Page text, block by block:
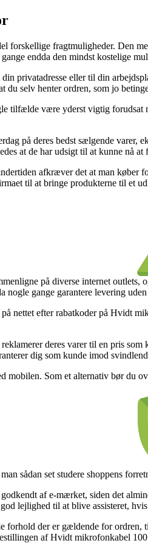
fragtmuligheder. Den
endda den mindst kostelige
privatadresse eller til din
selv henter ordren, som jo
tilfælde være yderst vigtig forudsat
på deres bedst sælgende
at de har udsigt til at kunne nå
afkræver det at man
til at bringe produkterne til et
på diverse internet
nogle gange garantere levering
nettet efter rabatkoder på Hvidt
deres varer til en pris
dig som kunde imod
mobilen. Som et alternativ bør du
sådan set studere shoppens
af e-mærket, siden det
lejlighed til at blive assisteret,
forhold der er gældende for
af Hvidt mikrofonkabel